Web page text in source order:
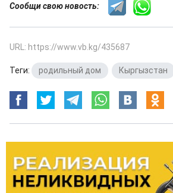
Сообщи свою новость:
URL: https://www.vb.kg/435687
Теги: родильный дом Кыргызстан